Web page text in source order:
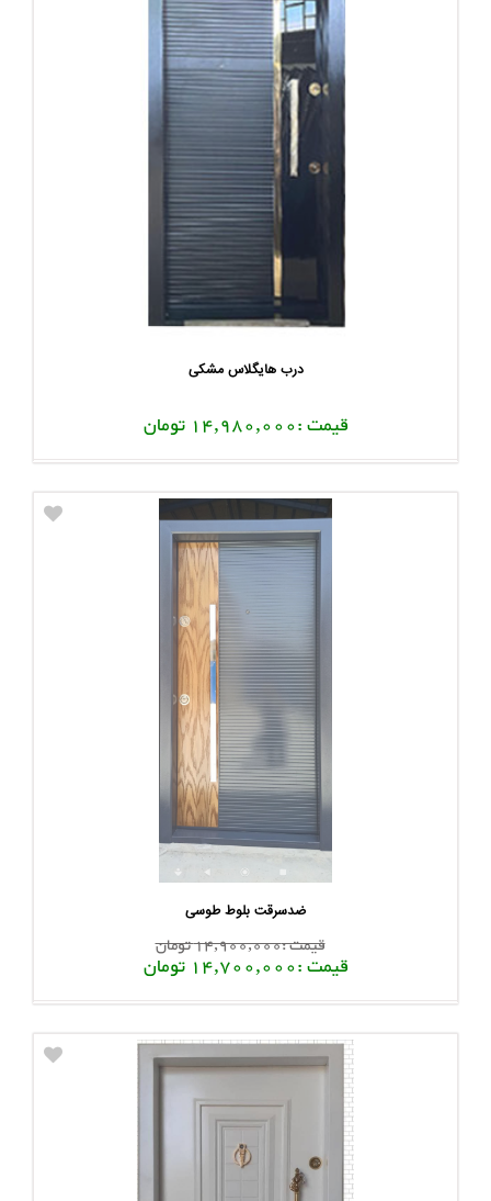
درب هایگلاس مشکی
قیمت :14,980,000 تومان
ضدسرقت بلوط طوسی
قیمت :14,900,000 تومان
قیمت :14,700,000 تومان